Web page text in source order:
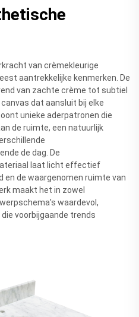
van crèmekleurige
aantrekkelijke kenmerken. De
van zachte crème tot subtiel
dat aansluit bij elke
unieke aderpatronen die
de ruimte, een natuurlijk
de dag. De
laat licht effectief
en de waargenomen ruimte van
maakt het in zowel
waardevol,
voorbijgaande trends